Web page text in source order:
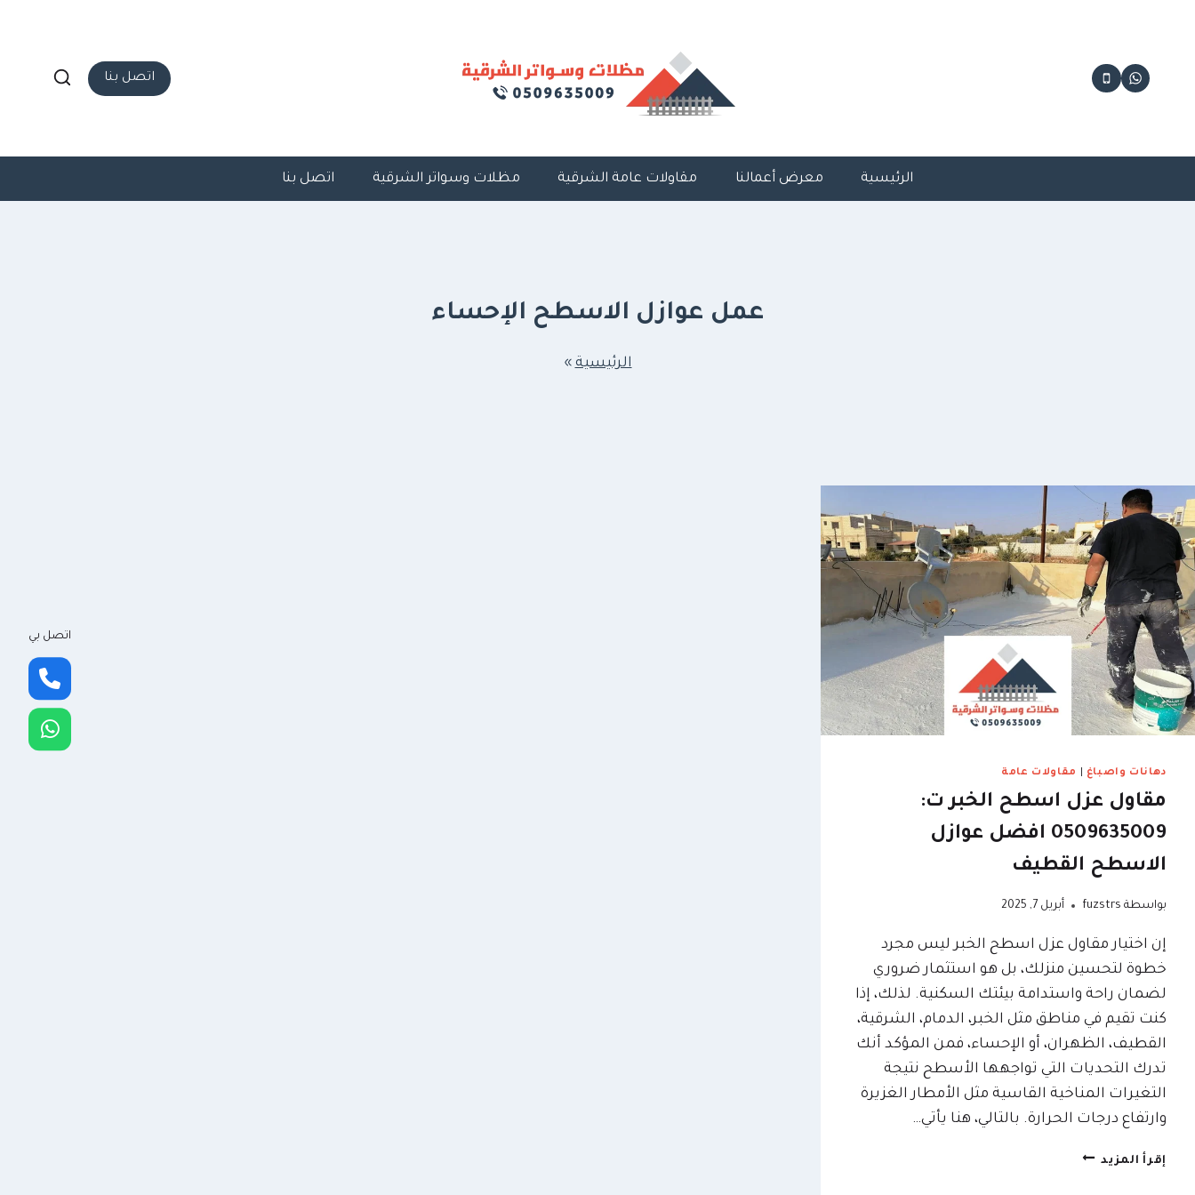
المحتوى
اتصل بنا
الرئيسية معرض أعمالنا مقاولات عامة الشرقية مظلات وسواتر الشرقية اتصل بنا
عمل عوازل الاسطح الإحساء
الرئيسية »
دهانات واصباغ مقاولات عامة
مقاول عزل اسطح الخبر ت:
0509635009 افضل عوازل
الاسطح القطيف
بواسطة fuzstrs أبريل 7, 2025
إن اختيار مقاول عزل اسطح الخبر ليس مجرد
خطوة لتحسين منزلك، بل هو استثمار ضروري
لضمان راحة واستدامة بيئتك السكنية. لذلك، إذا
كنت تقيم في مناطق مثل الخبر، الدمام، الشرقية،
القطيف، الظهران، أو الإحساء، فمن المؤكد أنك
تدرك التحديات التي تواجهها الأسطح نتيجة
التغيرات المناخية القاسية مثل الأمطار الغزيرة
وارتفاع درجات الحرارة. بالتالي، هنا يأتي…
إقرأ المزيد مقاول
اتصل بي